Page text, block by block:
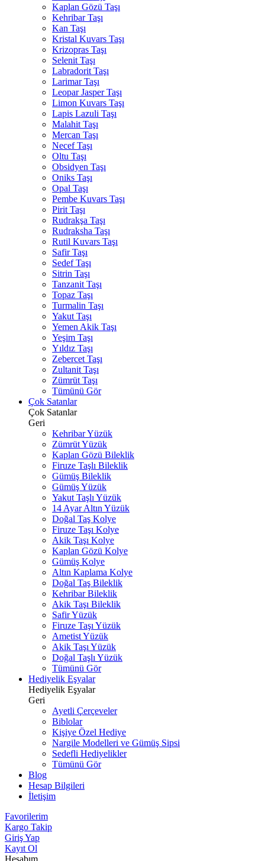
Kaplan Gözü Taşı
Kehribar Taşı
Kan Taşı
Kristal Kuvars Taşı
Krizopras Taşı
Selenit Taşı
Labradorit Taşı
Larimar Taşı
Leopar Jasper Taşı
Limon Kuvars Taşı
Lapis Lazuli Taşı
Malahit Taşı
Mercan Taşı
Necef Taşı
Oltu Taşı
Obsidyen Taşı
Oniks Taşı
Opal Taşı
Pembe Kuvars Taşı
Pirit Taşı
Rudrakşa Taşı
Rudraksha Taşı
Rutil Kuvars Taşı
Safir Taşı
Sedef Taşı
Sitrin Taşı
Tanzanit Taşı
Topaz Taşı
Turmalin Taşı
Yakut Taşı
Yemen Akik Taşı
Yeşim Taşı
Yıldız Taşı
Zebercet Taşı
Zultanit Taşı
Zümrüt Taşı
Tümünü Gör
Çok Satanlar
Çok Satanlar
Geri
Kehribar Yüzük
Zümrüt Yüzük
Kaplan Gözü Bileklik
Firuze Taşlı Bileklik
Gümüş Bileklik
Gümüş Yüzük
Yakut Taşlı Yüzük
14 Ayar Altın Yüzük
Doğal Taş Kolye
Firuze Taşı Kolye
Akik Taşı Kolye
Kaplan Gözü Kolye
Gümüş Kolye
Altın Kaplama Kolye
Doğal Taş Bileklik
Kehribar Bileklik
Akik Taşı Bileklik
Safir Yüzük
Firuze Taşı Yüzük
Ametist Yüzük
Akik Taşı Yüzük
Doğal Taşlı Yüzük
Tümünü Gör
Hediyelik Eşyalar
Hediyelik Eşyalar
Geri
Ayetli Çerçeveler
Biblolar
Kişiye Özel Hediye
Nargile Modelleri ve Gümüş Sipsi
Sedefli Hediyelikler
Tümünü Gör
Blog
Hesap Bilgileri
İletişim
Favorilerim
Kargo Takip
Giriş Yap
Kayıt Ol
Hesabım